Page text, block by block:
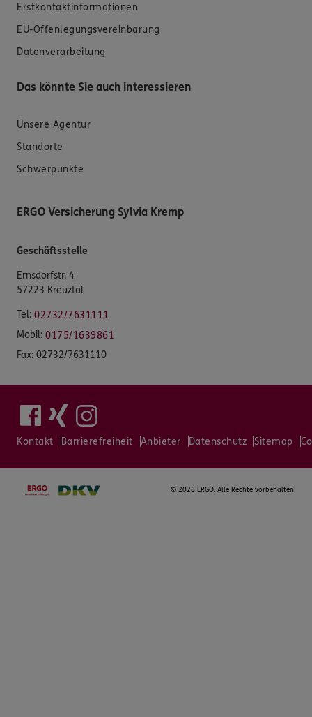
Erstkontaktinformationen
EU-Offenlegungsvereinbarung
Datenverarbeitung
Das könnte Sie auch interessieren
Unsere Agentur
Standorte
Schwerpunkte
ERGO Versicherung Sylvia Kremp
Geschäftsstelle
Ernsdorfstr. 4
57223 Kreuztal
Tel: 02732/7631111
Mobil: 0175/1639861
Fax: 02732/7631110
Kontakt Barrierefreiheit Anbieter Datenschutz Sitemap
© 2026 ERGO. Alle Rechte vorbehalten.